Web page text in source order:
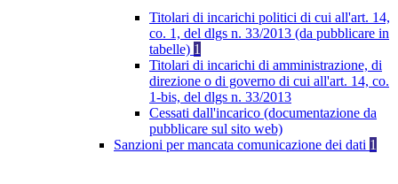
Titolari di incarichi politici di cui all'art. 14,
co. 1, del dlgs n. 33/2013 (da pubblicare in
tabelle) 1
Titolari di incarichi di amministrazione, di
direzione o di governo di cui all'art. 14, co.
1-bis, del dlgs n. 33/2013
Cessati dall'incarico (documentazione da
pubblicare sul sito web)
Sanzioni per mancata comunicazione dei dati 1